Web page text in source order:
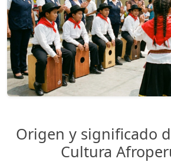
Origen y significado
Cultura